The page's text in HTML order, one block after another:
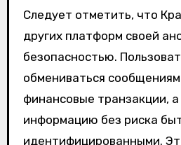
Следует отметить, что
других платформ своей
безопасностью.
обмениваться
финансовые транзакции,
информацию без риска
идентифицированными.